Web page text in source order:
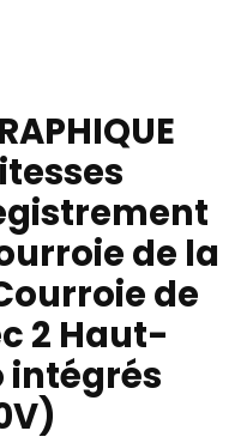
de la
de
2 Haut-
intégrés